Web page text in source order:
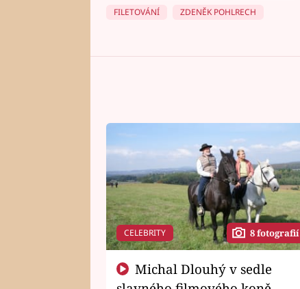
FILETOVÁNÍ
ZDENĚK POHLRECH
CELEBRITY 8 fotografií